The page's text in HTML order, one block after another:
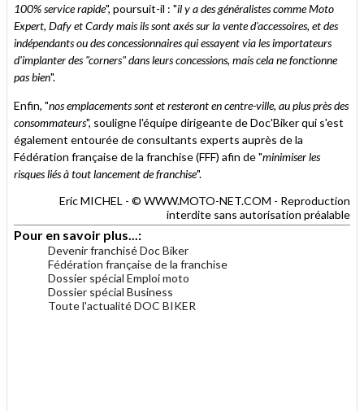
100% service rapide", poursuit-il : "il y a des généralistes comme Moto
Expert, Dafy et Cardy mais ils sont axés sur la vente d'accessoires, et des
indépendants ou des concessionnaires qui essayent via les importateurs
d'implanter des "corners" dans leurs concessions, mais cela ne fonctionne
pas bien".
Enfin, "nos emplacements sont et resteront en centre-ville, au plus près des
consommateurs", souligne l'équipe dirigeante de Doc'Biker qui s'est
également entourée de consultants experts auprès de la
Fédération française de la franchise (FFF) afin de "minimiser les
risques liés à tout lancement de franchise".
Eric MICHEL - © WWW.MOTO-NET.COM - Reproduction
interdite sans autorisation préalable
Pour en savoir plus...:
Devenir franchisé Doc Biker
Fédération française de la franchise
Dossier spécial Emploi moto
Dossier spécial Business
Toute l'actualité DOC BIKER